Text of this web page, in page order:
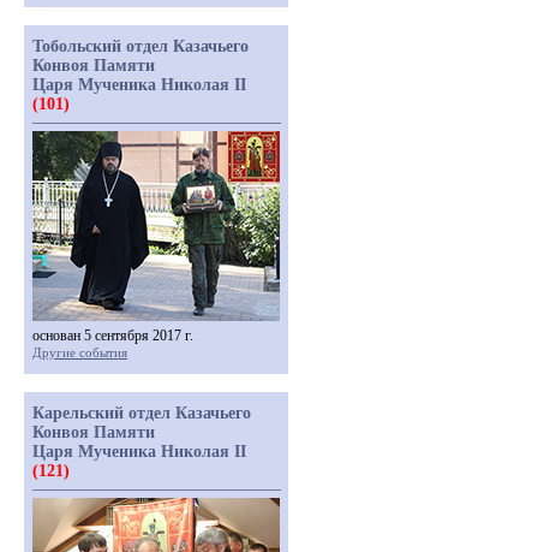
Тобольский отдел Казачьего
Конвоя Памяти
Царя Мученика Николая II
(101)
основан 5 сентября 2017 г.
Другие события
Карельский отдел Казачьего
Конвоя Памяти
Царя Мученика Николая II
(121)